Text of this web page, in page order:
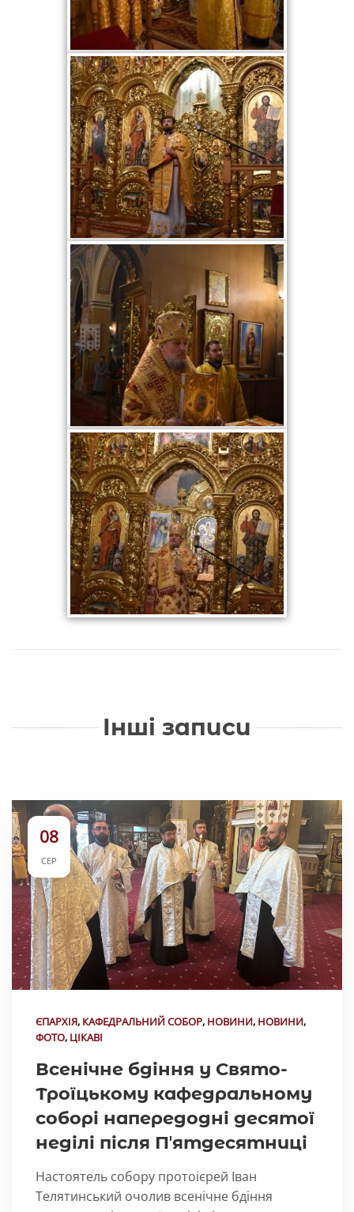
Інші записи
08
СЕР
ЄПАРХІЯ, КАФЕДРАЛЬНИЙ СОБОР, НОВИНИ, НОВИНИ,
ФОТО, ЦІКАВІ
Всенічне бдіння у Свято-
Троїцькому кафедральному
соборі напередодні десятої
неділі після Пʼятдесятниці
Настоятель собору протоієрей Іван
Телятинський очолив всенічне бдіння